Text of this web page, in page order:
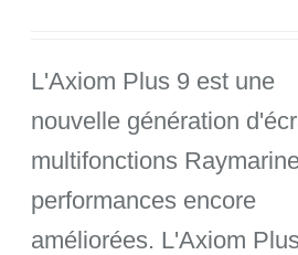
L'Axiom Plus 9 est une
nouvelle génération
multifonctions
performances encore
améliorées. L'Axiom